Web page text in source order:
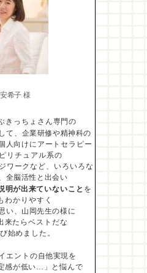
希子 様
きっちょさん専門の
て、企業研修や精神科の
人向けにアートセラピー
リチュアル系の
ワークなど、いろいろな
全脳活性と出会い
明が出来ていないこと を
わかりやすく
い、山岡先生の様に
来たらベストだな
始めました。
エントの自他実現を
感が低い…」と悩んで